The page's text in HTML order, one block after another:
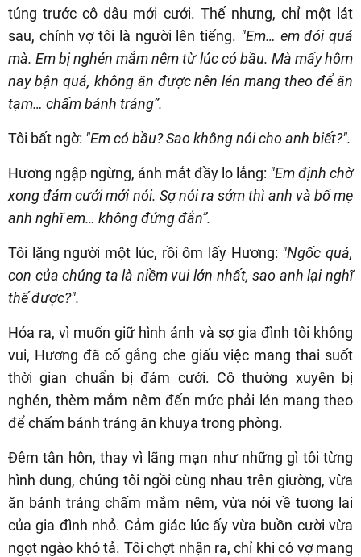
túng trước cô dâu mới cưới. Thế nhưng, chỉ một lát
sau, chính vợ tôi là người lên tiếng. "Em… em đói quá
mà. Em bị nghén mắm nêm từ lúc có bầu. Mà mấy hôm
nay bận quá, không ăn được nên lén mang theo để ăn
tạm… chấm bánh tráng”.
Tôi bất ngờ: "Em có bầu? Sao không nói cho anh biết?".
Hương ngập ngừng, ánh mắt đầy lo lắng: "Em định chờ
xong đám cưới mới nói. Sợ nói ra sớm thì anh và bố mẹ
anh nghĩ em… không đứng đắn”.
Tôi lặng người một lúc, rồi ôm lấy Hương: "Ngốc quá,
con của chúng ta là niềm vui lớn nhất, sao anh lại nghĩ
thế được?".
Hóa ra, vì muốn giữ hình ảnh và sợ gia đình tôi không
vui, Hương đã cố gắng che giấu việc mang thai suốt
thời gian chuẩn bị đám cưới. Cô thường xuyên bị
nghén, thèm mắm nêm đến mức phải lén mang theo
để chấm bánh tráng ăn khuya trong phòng.
Đêm tân hôn, thay vì lãng mạn như những gì tôi từng
hình dung, chúng tôi ngồi cùng nhau trên giường, vừa
ăn bánh tráng chấm mắm nêm, vừa nói về tương lai
của gia đình nhỏ. Cảm giác lúc ấy vừa buồn cười vừa
ngọt ngào khó tả. Tôi chợt nhận ra, chỉ khi có vợ mang